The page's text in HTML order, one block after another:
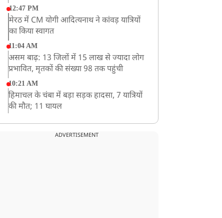
12:47 PM
मेरठ में CM योगी आदित्यनाथ ने कांवड़ यात्रियों
का किया स्वागत
11:04 AM
असम बाढ़: 13 जिलों में 15 लाख से ज्यादा लोग
प्रभावित, मृतकों की संख्या 98 तक पहुंची
10:21 AM
हिमाचल के चंबा में बड़ा सड़क हादसा, 7 यात्रियों
की मौत; 11 घायल
सलमान खान के घर के बाहर ड्यूटी पर तैनात
ADVERTISEMENT